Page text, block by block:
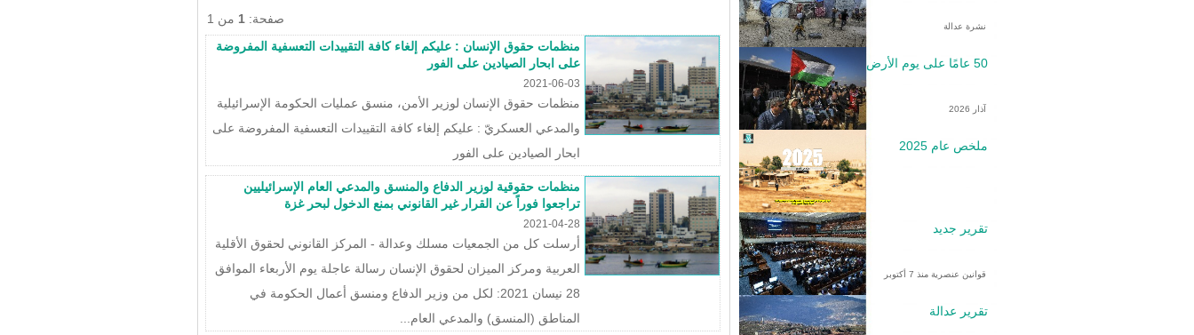
نشرة عدالة
50 عامًا على يوم الأرض
آذار 2026
ملخص عام 2025
تقرير جديد
قوانين عنصرية منذ 7 أكتوبر
تقرير عدالة
صفحة: 1 من 1
منظمات حقوق الإنسان : عليكم إلغاء كافة التقييدات التعسفية المفروضة
على ابحار الصيادين على الفور
2021-06-03
منظمات حقوق الإنسان لوزير الأمن، منسق عمليات الحكومة الإسرائيلية
والمدعي العسكريّ : عليكم إلغاء كافة التقييدات التعسفية المفروضة على
ابحار الصيادين على الفور
منظمات حقوقية لوزير الدفاع والمنسق والمدعي العام الإسرائيليين
تراجعوا فوراً عن القرار غير القانوني بمنع الدخول لبحر غزة
2021-04-28
أرسلت كل من الجمعيات مسلك وعدالة - المركز القانوني لحقوق الأقلية
العربية ومركز الميزان لحقوق الإنسان رسالة عاجلة يوم الأربعاء الموافق
28 نيسان 2021: لكل من وزير الدفاع ومنسق أعمال الحكومة في
المناطق (المنسق) والمدعي العام...